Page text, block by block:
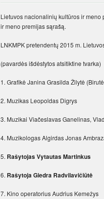
Lietuvos nacionalinių kultūros ir
ir meno premijas sąrašą.
LNKMPK pre­ten­den­tų 2015 m.
(pa­var­dės iš­dės­ty­tos at­si­tik­ti­ne tvar­ka)
1. Gra­fi­kė Ja­ni­na Gra­sil­da Ži­ly­tė
2. Mu­zi­kas Leo­pol­das Dig­rys
3. Mu­zi­kai Via­čes­la­vas Ga­ne­li­nas,
4. Mu­zi­ko­lo­gas Al­gir­das Jo­nas
5. Ra­šy­to­jas Vy­tau­tas Mar­tin­kus
6. Ra­šy­to­ja Gied­ra Rad­vi­la­vi­čiū­tė
7. Ki­no ope­ra­to­rius Aud­rius Kemežys